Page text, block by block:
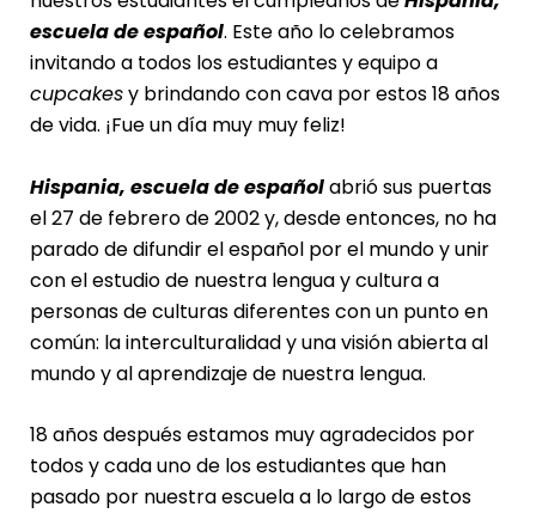
escuela de español. Este año lo celebramos
invitando a todos los estudiantes y equipo a
cupcakesy brindando con cava por estos 18 años
de vida. ¡Fue un día muy muy feliz!
Hispania, escuela de españolabrió sus puertas
el 27 de febrero de 2002 y, desde entonces, no ha
parado de difundir el español por el mundo y unir
con el estudio de nuestra lengua y cultura a
personas de culturas diferentes con un punto en
común: la interculturalidad y una visión abierta al
mundo y al aprendizaje de nuestra lengua.
18 años después estamos muy agradecidos por
todos y cada uno de los estudiantes que han
pasado por nuestra escuela a lo largo de estos